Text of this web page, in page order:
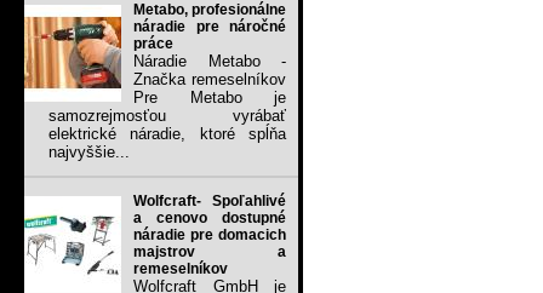
Metabo, profesionálne
náradie pre náročné
práce
Náradie Metabo -
Značka remeselníkov
Pre Metabo je
samozrejmosťou vyrábať
elektrické náradie, ktoré spĺňa
najvyššie...
Wolfcraft- Spoľahlivé
a cenovo dostupné
náradie pre domacich
majstrov a
remeselníkov
Wolfcraft GmbH je